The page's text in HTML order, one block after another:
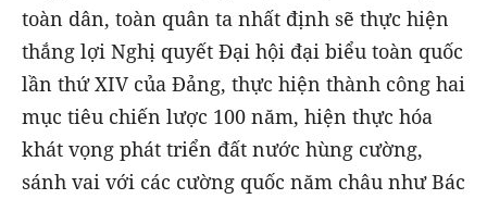
toàn dân, toàn quân ta nhất định sẽ thực hiện
thắng lợi Nghị quyết Đại hội đại biểu toàn quốc
lần thứ XIV của Đảng, thực hiện thành công hai
mục tiêu chiến lược 100 năm, hiện thực hóa
khát vọng phát triển đất nước hùng cường,
sánh vai với các cường quốc năm châu như Bác